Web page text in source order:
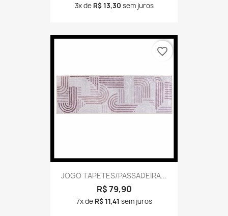
3x de R$ 13,30 sem juros
JOGO TAPETES/PASSADEIRA...
R$ 79,90
7x de R$ 11,41 sem juros
favorite_border